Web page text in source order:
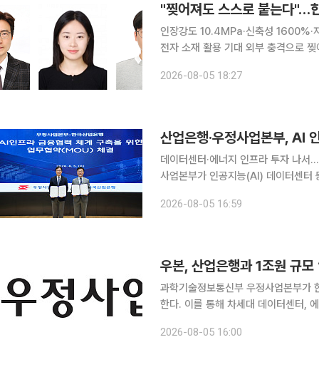
"찢어져도 스스로 붙는다"…
인장강도 10.4MPa·신축성 1600%·
전자 소재 활용 기대 외부 충격으로 찢어져도 별도의 열이나 빛을 가하지 않아도 상온에서 스스로
계적 강도와 자가치유 성능을 동시에
2026-08-05 18:27
산업은행·우정사업본부, AI
데이터센터·에너지 인프라 투자 나서…20년 만에 재출자 한국산
사업본부가 인공지능(AI) 데이터센터
2026-08-05 16:59
우본, 산업은행과 1조원 규모
과학기술정보통신부 우정사업본부가
한다. 이를 통해 차세대 데이터센터,
2026-08-05 16:00